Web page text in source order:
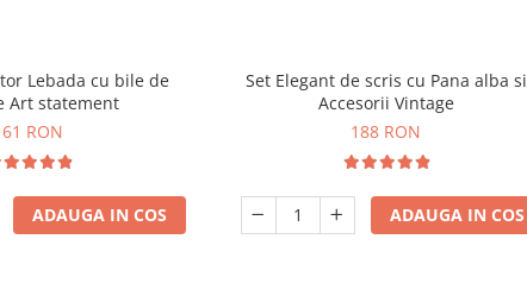
Lebada cu bile de
Art statement
RON
ADAUGA IN COS
Set Elegant de scris cu Pana alba si
Accesorii Vintage
188 RON
ADAUGA IN COS